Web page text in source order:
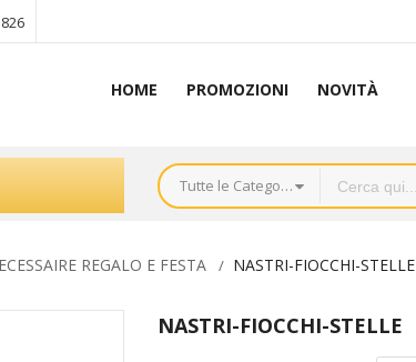
HOME PROMOZIONI NOVITÀ
Tutte le Categorie
REGALO E FESTA NASTRI-FIOCCHI-STELLE
NASTRI-FIOCCHI-STELLE